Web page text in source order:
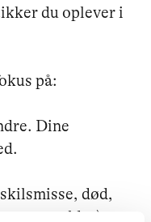
du oplever i
på:
Dine
død,